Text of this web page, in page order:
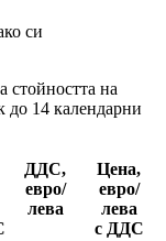
си
стойността на
до 14 календарни
ДДС,
евро/
лева
Цена,
евро/
лева
с ДДС